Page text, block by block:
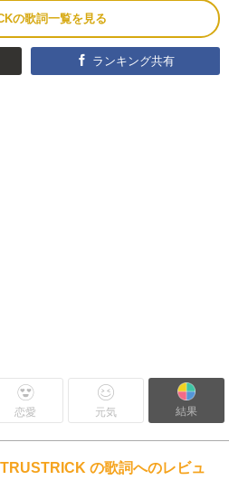
の歌詞一覧を見る
ランキング共有
恋愛 元気 結果
の歌詞へのレビュ